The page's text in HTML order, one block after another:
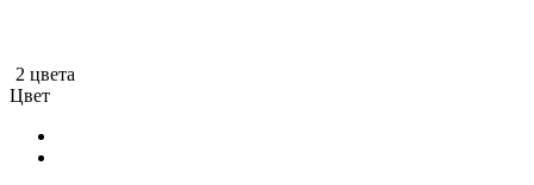
2 цвета
Цвет